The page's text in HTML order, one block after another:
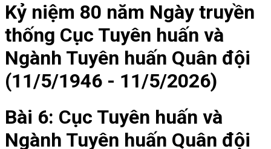
Kỷ niệm 80 năm Ngày truyền
thống Cục Tuyên huấn và
Ngành Tuyên huấn Quân đội
(11/5/1946 - 11/5/2026)
Bài 6: Cục Tuyên huấn và
Ngành Tuyên huấn Quân đội